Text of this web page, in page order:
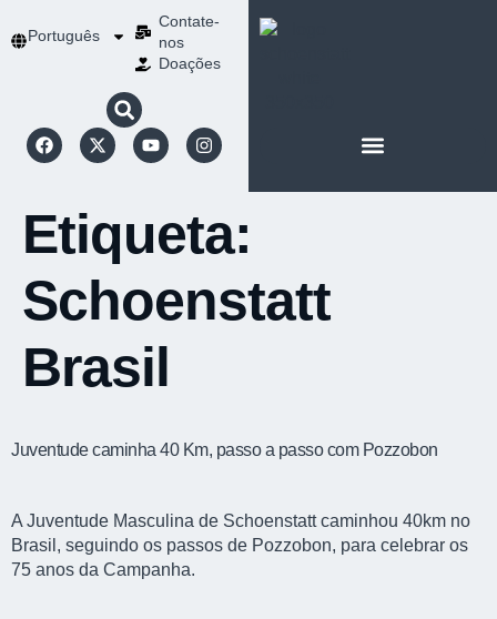
Português
Contate-
nos
Doações
Etiqueta:
Schoenstatt
Brasil
Juventude caminha 40 Km, passo a passo com Pozzobon
A Juventude Masculina de Schoenstatt caminhou 40km no
Brasil, seguindo os passos de Pozzobon, para celebrar os
75 anos da Campanha.